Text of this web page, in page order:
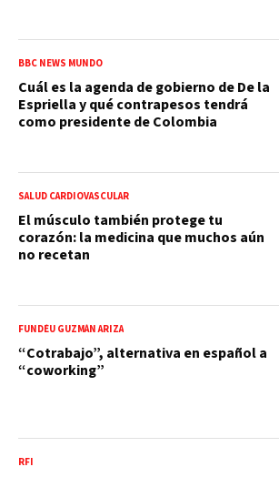
BBC NEWS MUNDO
Cuál es la agenda de gobierno de De la
Espriella y qué contrapesos tendrá
como presidente de Colombia
SALUD CARDIOVASCULAR
El músculo también protege tu
corazón: la medicina que muchos aún
no recetan
FUNDÉU GUZMÁN ARIZA
“Cotrabajo”, alternativa en español a
“coworking”
RFI